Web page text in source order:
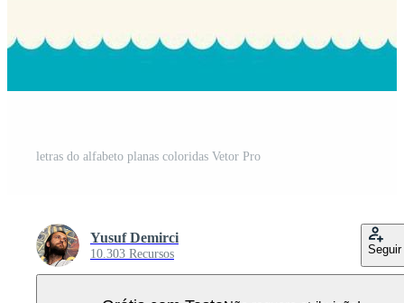
letras do alfabeto planas coloridas Vetor Pro
Yusuf Demirci
10.303 Recursos Seguir